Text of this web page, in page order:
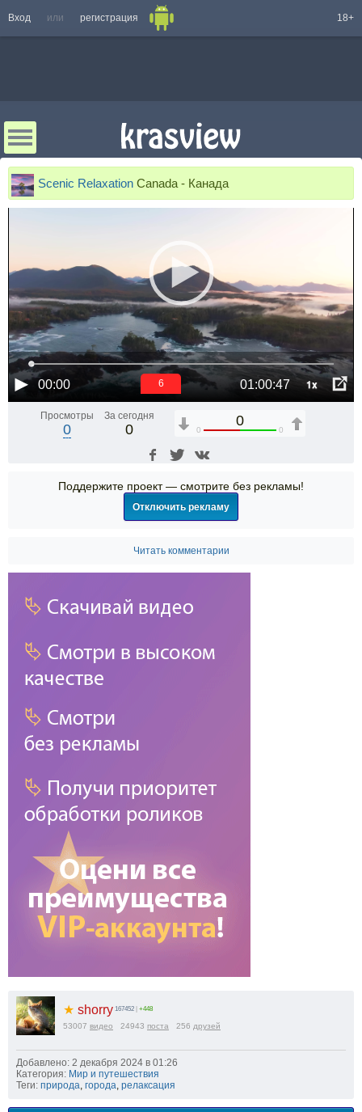
Вход или регистрация 18+
Scenic Relaxation Canada - Канада
00:00 01:00:47 1x
6
Просмотры
0
За сегодня
0
0
0 0
Поддержите проект — смотрите без рекламы!
Отключить рекламу
Читать комментарии
★ shorry 167452 | +448
53007 видео 24943 поста 256 друзей
Добавлено: 2 декабря 2024 в 01:26
Категория: Мир и путешествия
Теги: природа города релаксация